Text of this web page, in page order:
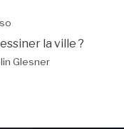
la ville ?
Glesner